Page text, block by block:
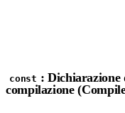
const : Dichiarazione
compilazione